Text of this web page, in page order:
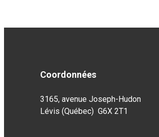
Coordonnées
3165, avenue Joseph-Hudon
Lévis (Québec) G6X 2T1